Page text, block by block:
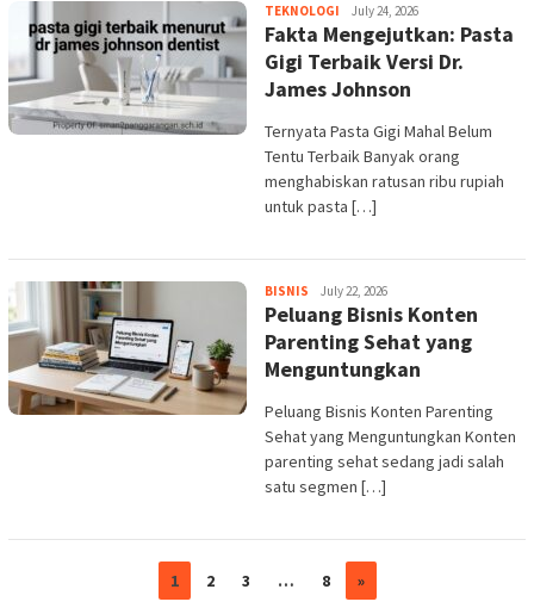
TEKNOLOGI admin
July 24, 2026
Fakta Mengejutkan: Pasta
Gigi Terbaik Versi Dr.
James Johnson
Ternyata Pasta Gigi Mahal Belum
Tentu Terbaik Banyak orang
menghabiskan ratusan ribu rupiah
untuk pasta […]
BISNIS admin
July 22, 2026
Peluang Bisnis Konten
Parenting Sehat yang
Menguntungkan
Peluang Bisnis Konten Parenting
Sehat yang Menguntungkan Konten
parenting sehat sedang jadi salah
satu segmen […]
1 2 3 … 8 »